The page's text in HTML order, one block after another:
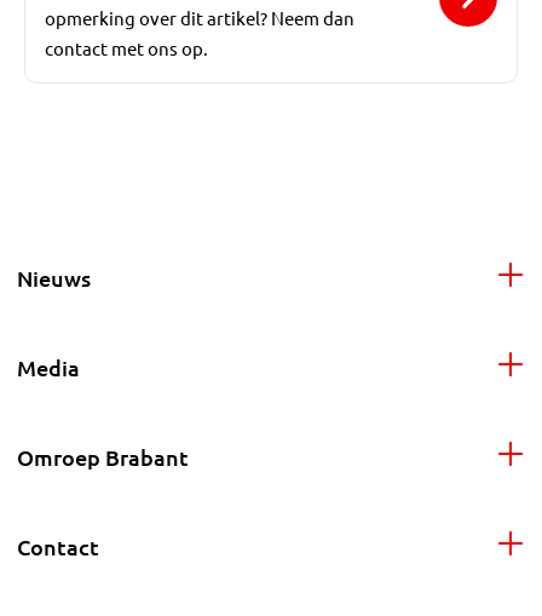
opmerking over dit artikel? Neem dan
contact met ons op.
Nieuws
Media
Omroep Brabant
Contact